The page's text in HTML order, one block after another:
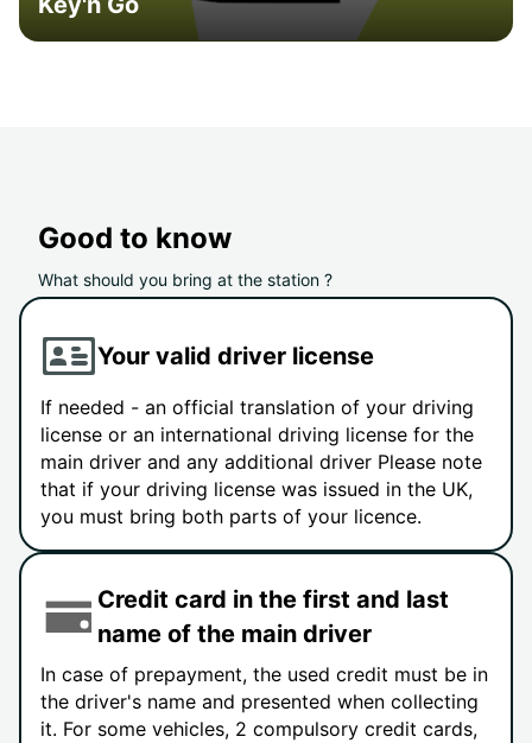
Good to know
What should you bring at the station ?
Your valid driver license
If needed - an official translation of your driving
license or an international driving license for the
main driver and any additional driver Please note
that if your driving license was issued in the UK,
you must bring both parts of your licence.
Credit card in the first and last
name of the main driver
In case of prepayment, the used credit must be in
the driver's name and presented when collecting
it. For some vehicles, 2 compulsory credit cards,